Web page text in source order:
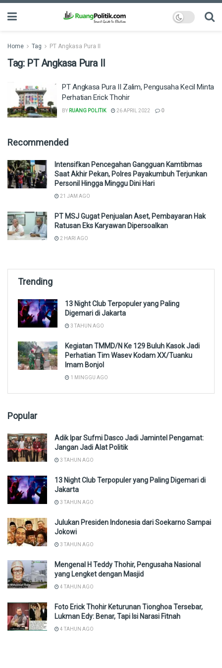
Home Tag PT Angkasa Pura II
Tag: PT Angkasa Pura II
PT Angkasa Pura II Zalim, Pengusaha Kecil Minta
Perhatian Erick Thohir
BY RUANG POLITIK 26 APRIL 2022 0
Recommended
Intensifkan Pencegahan Gangguan Kamtibmas
Saat Akhir Pekan, Polres Payakumbuh Terjunkan
Personil Hingga Minggu Dini Hari
21 JAM AGO
PT MSJ Gugat Penjualan Aset, Pembayaran Hak
Ratusan Eks Karyawan Dipersoalkan
2 HARI AGO
Trending
13 Night Club Terpopuler yang Paling
Digemari di Jakarta
3 TAHUN AGO
Kegiatan TMMD/N Ke 129 Buluh Kasok Jadi
Perhatian Tim Wasev Kodam XX/Tuanku
Imam Bonjol
1 MINGGU AGO
Popular
Adik Ipar Sufmi Dasco Jadi Jamintel Pengamat:
Jangan Jadi Alat Politik
3 TAHUN AGO
13 Night Club Terpopuler yang Paling Digemari di
Jakarta
3 TAHUN AGO
Julukan Presiden Indonesia dari Soekarno Sampai
Jokowi
3 TAHUN AGO
Mengenal H Teddy Thohir, Pengusaha Nasional
yang Lengket dengan Masjid
4 TAHUN AGO
Foto Erick Thohir Keturunan Tionghoa Tersebar,
Lukman Edy: Benar, Tapi Isi Narasi Fitnah
4 TAHUN AGO